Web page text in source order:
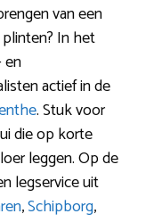
van een
In het
en
actief in de
. Stuk voor
die op korte
leggen. Op de
legservice uit
,Schipborg,